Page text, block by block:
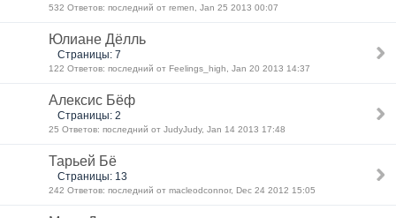
532 Ответов: последний от remen, Jan 25 2013 00:07
Юлиане Дёлль
Страницы: 7
122 Ответов: последний от Feelings_high, Jan 20 2013 14:37
Алексис Бёф
Страницы: 2
25 Ответов: последний от JudyJudy, Jan 14 2013 17:48
Тарьей Бё
Страницы: 13
242 Ответов: последний от macleodconnor, Dec 24 2012 15:05